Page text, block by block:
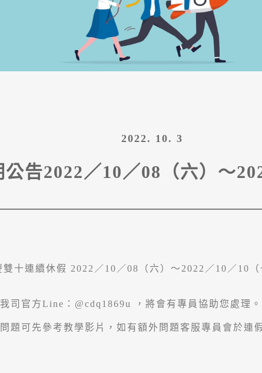
2022. 10. 3
告2022／10／08（六）～
十連續休假 2022／10／08（六）～2022／10／10（
司官方Line： @cdq1869u ，將會有專員協助您處理。
題可先參考教學影片，如有額外問題客服專員會於連